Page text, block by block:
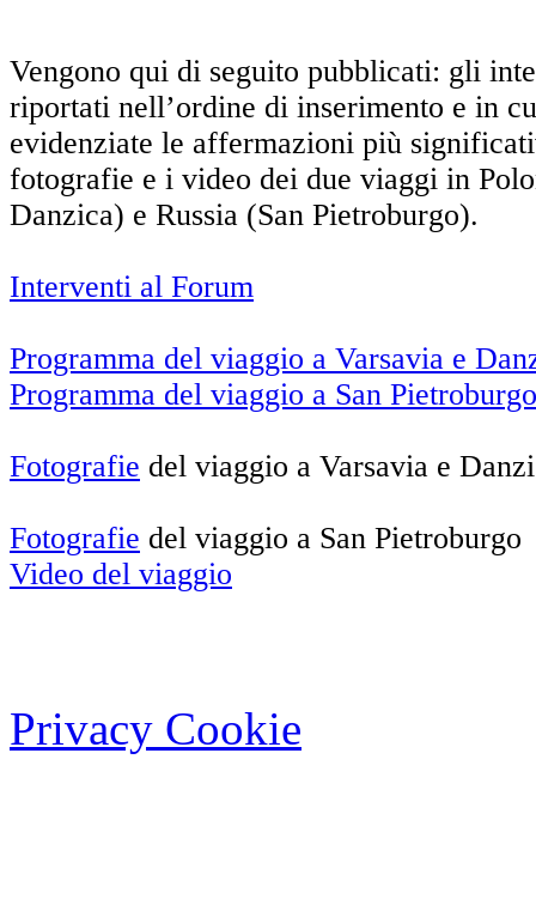
Vengono qui di seguito pubblicati: gli
riportati nell’ordine di inserimento e in
evidenziate le affermazioni più
fotografie e i video dei due viaggi in
Danzica) e Russia (San Pietroburgo).
Interventi al Forum
Programma del viaggio a Varsavia e
Programma del viaggio a San Pietroburgo
Fotografie del viaggio a Varsavia e
Fotografie del viaggio a San Pietroburgo
Video del viaggio
Privacy Cookie